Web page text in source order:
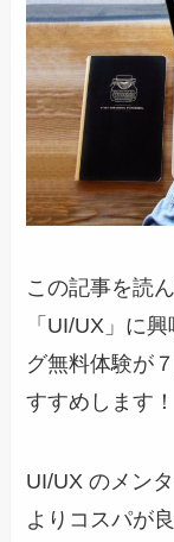
この記事を読
「UI/UX」に
グ無料体験が
すすめします！
UI/UX のメン
よりコスパが